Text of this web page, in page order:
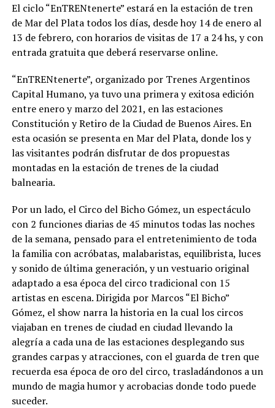
El ciclo “EnTRENtenerte” estará en la estación de tren
de Mar del Plata todos los días, desde hoy 14 de enero al
13 de febrero, con horarios de visitas de 17 a 24 hs, y con
entrada gratuita que deberá reservarse online.
“EnTRENtenerte”, organizado por Trenes Argentinos
Capital Humano, ya tuvo una primera y exitosa edición
entre enero y marzo del 2021, en las estaciones
Constitución y Retiro de la Ciudad de Buenos Aires. En
esta ocasión se presenta en Mar del Plata, donde los y
las visitantes podrán disfrutar de dos propuestas
montadas en la estación de trenes de la ciudad
balnearia.
Por un lado, el Circo del Bicho Gómez, un espectáculo
con 2 funciones diarias de 45 minutos todas las noches
de la semana, pensado para el entretenimiento de toda
la familia con acróbatas, malabaristas, equilibrista, luces
y sonido de última generación, y un vestuario original
adaptado a esa época del circo tradicional con 15
artistas en escena. Dirigida por Marcos “El Bicho”
Gómez, el show narra la historia en la cual los circos
viajaban en trenes de ciudad en ciudad llevando la
alegría a cada una de las estaciones desplegando sus
grandes carpas y atracciones, con el guarda de tren que
recuerda esa época de oro del circo, trasladándonos a un
mundo de magia humor y acrobacias donde todo puede
suceder.